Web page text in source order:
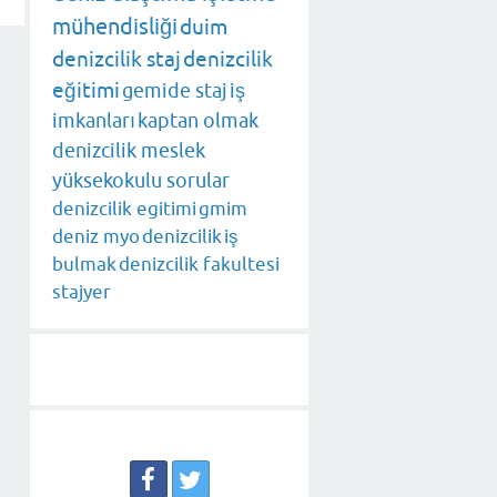
mühendisliğiduim
denizcilik stajdenizcilik
eğitimigemide stajiş
imkanlarıkaptan olmak
denizcilik meslek
yüksekokulu sorular
denizcilik egitimigmim
deniz myodenizcilikiş
bulmakdenizcilik fakultesi
stajyer